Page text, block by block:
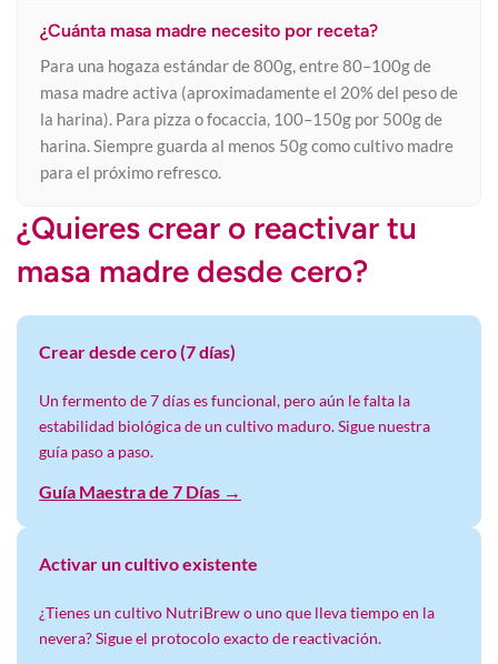
¿Cuánta masa madre necesito por receta?
Para una hogaza estándar de 800g, entre 80–100g de
masa madre activa (aproximadamente el 20% del peso de
la harina). Para pizza o focaccia, 100–150g por 500g de
harina. Siempre guarda al menos 50g como cultivo madre
para el próximo refresco.
¿Quieres crear o reactivar tu
masa madre desde cero?
Crear desde cero (7 días)
Un fermento de 7 días es funcional, pero aún le falta la
estabilidad biológica de un cultivo maduro. Sigue nuestra
guía paso a paso.
Guía Maestra de 7 Días →
Activar un cultivo existente
¿Tienes un cultivo NutriBrew o uno que lleva tiempo en la
nevera? Sigue el protocolo exacto de reactivación.